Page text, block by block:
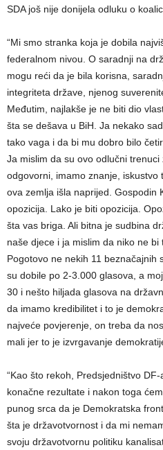
SDA još nije donijela odluku o
“Mi smo stranka koja je dobila
federalnom nivou. O saradnji na
mogu reći da je bila korisna,
integriteta države, njenog
Međutim, najlakše je ne biti dio
šta se dešava u BiH. Ja nekako
tako vaga i da bi mu dobro bilo
Ja mislim da su ovo odlučni
odgovorni, imamo znanje, iskustvo
ova zemlja išla naprijed. Gospodin
opozicija. Lako je biti opozicija.
šta vas briga. Ali bitna je sudbina
naše djece i ja mislim da niko ne
Pogotovo ne nekih 11 beznačajnih
su dobile po 2-3.000 glasova, a
30 i nešto hiljada glasova na
da imamo kredibilitet i to je
najveće povjerenje, on treba da
mali jer to je izvrgavanje
“Kao što rekoh, Predsjedništvo
konačne rezultate i nakon toga
punog srca da je Demokratska
šta je državotvornost i da mi
svoju državotvornu politiku